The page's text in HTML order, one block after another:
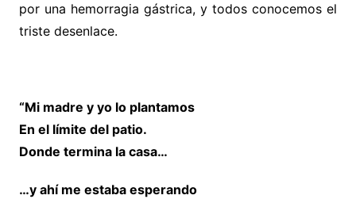
por una hemorragia gástrica, y todos conocemos el
triste desenlace.
“Mi madre y yo lo plantamos
En el límite del patio.
Donde termina la casa…
…y ahí me estaba esperando